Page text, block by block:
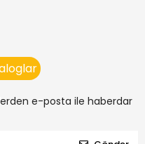
e-posta ile haberdar